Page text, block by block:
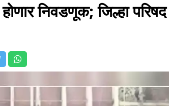
निवडणूक; जिल्हा